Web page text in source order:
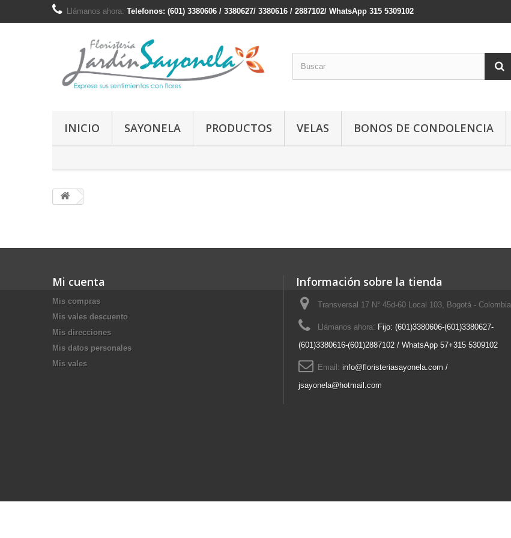
Llámanos ahora: Telefonos: (601) 3380606 / 3380627/ 3380616 / 2887102/ WhatsApp 315 5309102
INICIO SAYONELA PRODUCTOS VELAS BONOS DE CONDOLENCIA
Mi cuenta
Mis compras
Mis vales descuento
Mis direcciones
Mis datos personales
Mis vales
Información sobre la tienda
Transversal 17 N° 45d-60 Local 103, Bogotá - Colombia
Llámanos ahora: Fijo: (601)3380606-(601)3380627-
(601)3380616-(601)2887102 / WhatsApp 57+315 5309102
Email: info@floristeriasayonela.com /
jsayonela@hotmail.com